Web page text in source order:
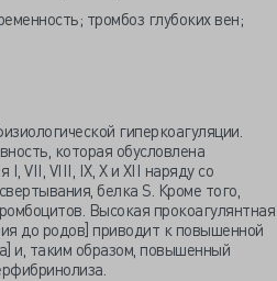
тромбоз глубоких вен;
гиперкоагуляции.
которая обусловлена
VII, VIII, IX, X и XII наряду со
белка S. Кроме того,
Высокая прокоагулянтная
до родов] приводит к повышенной
и, таким образом, повышенный